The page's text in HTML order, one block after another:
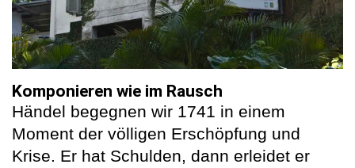
Komponieren wie im Rausch
Händel begegnen wir 1741 in einem
Moment der völligen Erschöpfung und
Krise. Er hat Schulden, dann erleidet er